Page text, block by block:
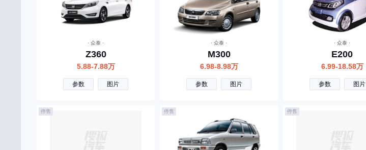
· 众泰 ·
Z360
5.88-7.88万
参数 图片
· 众泰 ·
M300
6.98-8.98万
参数 图片
· 众泰 ·
E200
6.99-18.58万
参数 图片
停售 停售 停售
曹操汽车
成功汽车
东风